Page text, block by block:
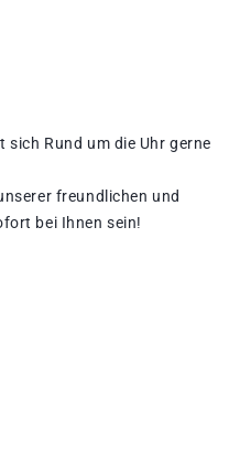
Rund um die Uhr gerne
freundlichen und
bei Ihnen sein!